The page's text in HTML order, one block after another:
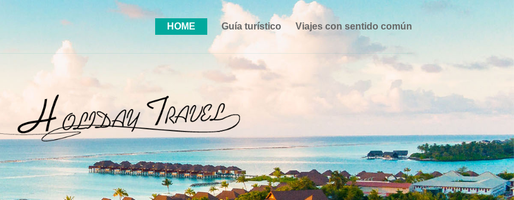
HOME Guía turístico Viajes con sentido común